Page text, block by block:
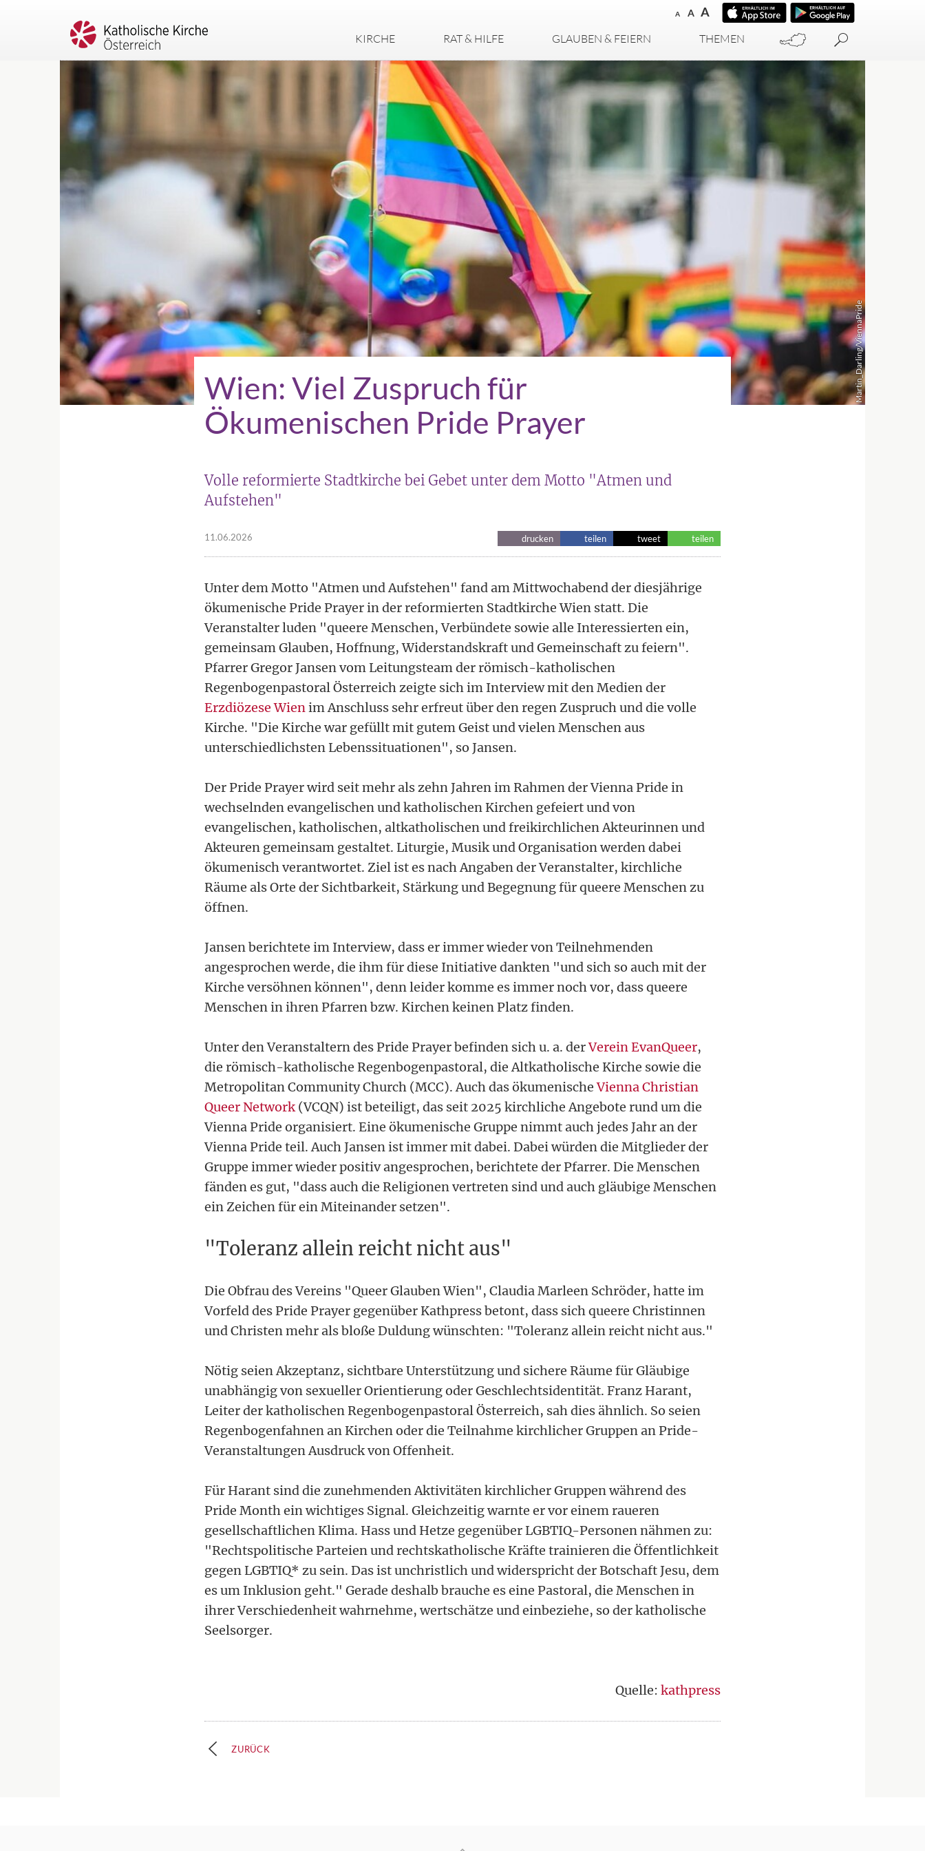
A A A
KIRCHE RAT & HILFE GLAUBEN & FEIERN THEMEN
Martin_Darling/ViennaPride
Wien: Viel Zuspruch für
Ökumenischen Pride Prayer
Volle reformierte Stadtkirche bei Gebet unter dem Motto "Atmen und
Aufstehen"
11.06.2026 drucken teilen tweet teilen
Unter dem Motto "Atmen und Aufstehen" fand am Mittwochabend der diesjährige
ökumenische Pride Prayer in der reformierten Stadtkirche Wien statt. Die
Veranstalter luden "queere Menschen, Verbündete sowie alle Interessierten ein,
gemeinsam Glauben, Hoffnung, Widerstandskraft und Gemeinschaft zu feiern".
Pfarrer Gregor Jansen vom Leitungsteam der römisch-katholischen
Regenbogenpastoral Österreich zeigte sich im Interview mit den Medien der
Erzdiözese Wienim Anschluss sehr erfreut über den regen Zuspruch und die volle
Kirche. "Die Kirche war gefüllt mit gutem Geist und vielen Menschen aus
unterschiedlichsten Lebenssituationen", so Jansen.
Der Pride Prayer wird seit mehr als zehn Jahren im Rahmen der Vienna Pride in
wechselnden evangelischen und katholischen Kirchen gefeiert und von
evangelischen, katholischen, altkatholischen und freikirchlichen Akteurinnen und
Akteuren gemeinsam gestaltet. Liturgie, Musik und Organisation werden dabei
ökumenisch verantwortet. Ziel ist es nach Angaben der Veranstalter, kirchliche
Räume als Orte der Sichtbarkeit, Stärkung und Begegnung für queere Menschen zu
öffnen.
Jansen berichtete im Interview, dass er immer wieder von Teilnehmenden
angesprochen werde, die ihm für diese Initiative dankten "und sich so auch mit der
Kirche versöhnen können", denn leider komme es immer noch vor, dass queere
Menschen in ihren Pfarren bzw. Kirchen keinen Platz finden.
Unter den Veranstaltern des Pride Prayer befinden sich u. a. derVerein EvanQueer,
die römisch-katholische Regenbogenpastoral, die Altkatholische Kirche sowie die
Metropolitan Community Church (MCC). Auch das ökumenischeVienna Christian
Queer Network(VCQN) ist beteiligt, das seit 2025 kirchliche Angebote rund um die
Vienna Pride organisiert. Eine ökumenische Gruppe nimmt auch jedes Jahr an der
Vienna Pride teil. Auch Jansen ist immer mit dabei. Dabei würden die Mitglieder der
Gruppe immer wieder positiv angesprochen, berichtete der Pfarrer. Die Menschen
fänden es gut, "dass auch die Religionen vertreten sind und auch gläubige Menschen
ein Zeichen für ein Miteinander setzen".
"Toleranz allein reicht nicht aus"
Die Obfrau des Vereins "Queer Glauben Wien", Claudia Marleen Schröder, hatte im
Vorfeld des Pride Prayer gegenüber Kathpress betont, dass sich queere Christinnen
und Christen mehr als bloße Duldung wünschten: "Toleranz allein reicht nicht aus."
Nötig seien Akzeptanz, sichtbare Unterstützung und sichere Räume für Gläubige
unabhängig von sexueller Orientierung oder Geschlechtsidentität. Franz Harant,
Leiter der katholischen Regenbogenpastoral Österreich, sah dies ähnlich. So seien
Regenbogenfahnen an Kirchen oder die Teilnahme kirchlicher Gruppen an Pride-
Veranstaltungen Ausdruck von Offenheit.
Für Harant sind die zunehmenden Aktivitäten kirchlicher Gruppen während des
Pride Month ein wichtiges Signal. Gleichzeitig warnte er vor einem raueren
gesellschaftlichen Klima. Hass und Hetze gegenüber LGBTIQ-Personen nähmen zu:
"Rechtspolitische Parteien und rechtskatholische Kräfte trainieren die Öffentlichkeit
gegen LGBTIQ* zu sein. Das ist unchristlich und widerspricht der Botschaft Jesu, dem
es um Inklusion geht." Gerade deshalb brauche es eine Pastoral, die Menschen in
ihrer Verschiedenheit wahrnehme, wertschätze und einbeziehe, so der katholische
Seelsorger.
Quelle: kathpress
ZURÜCK